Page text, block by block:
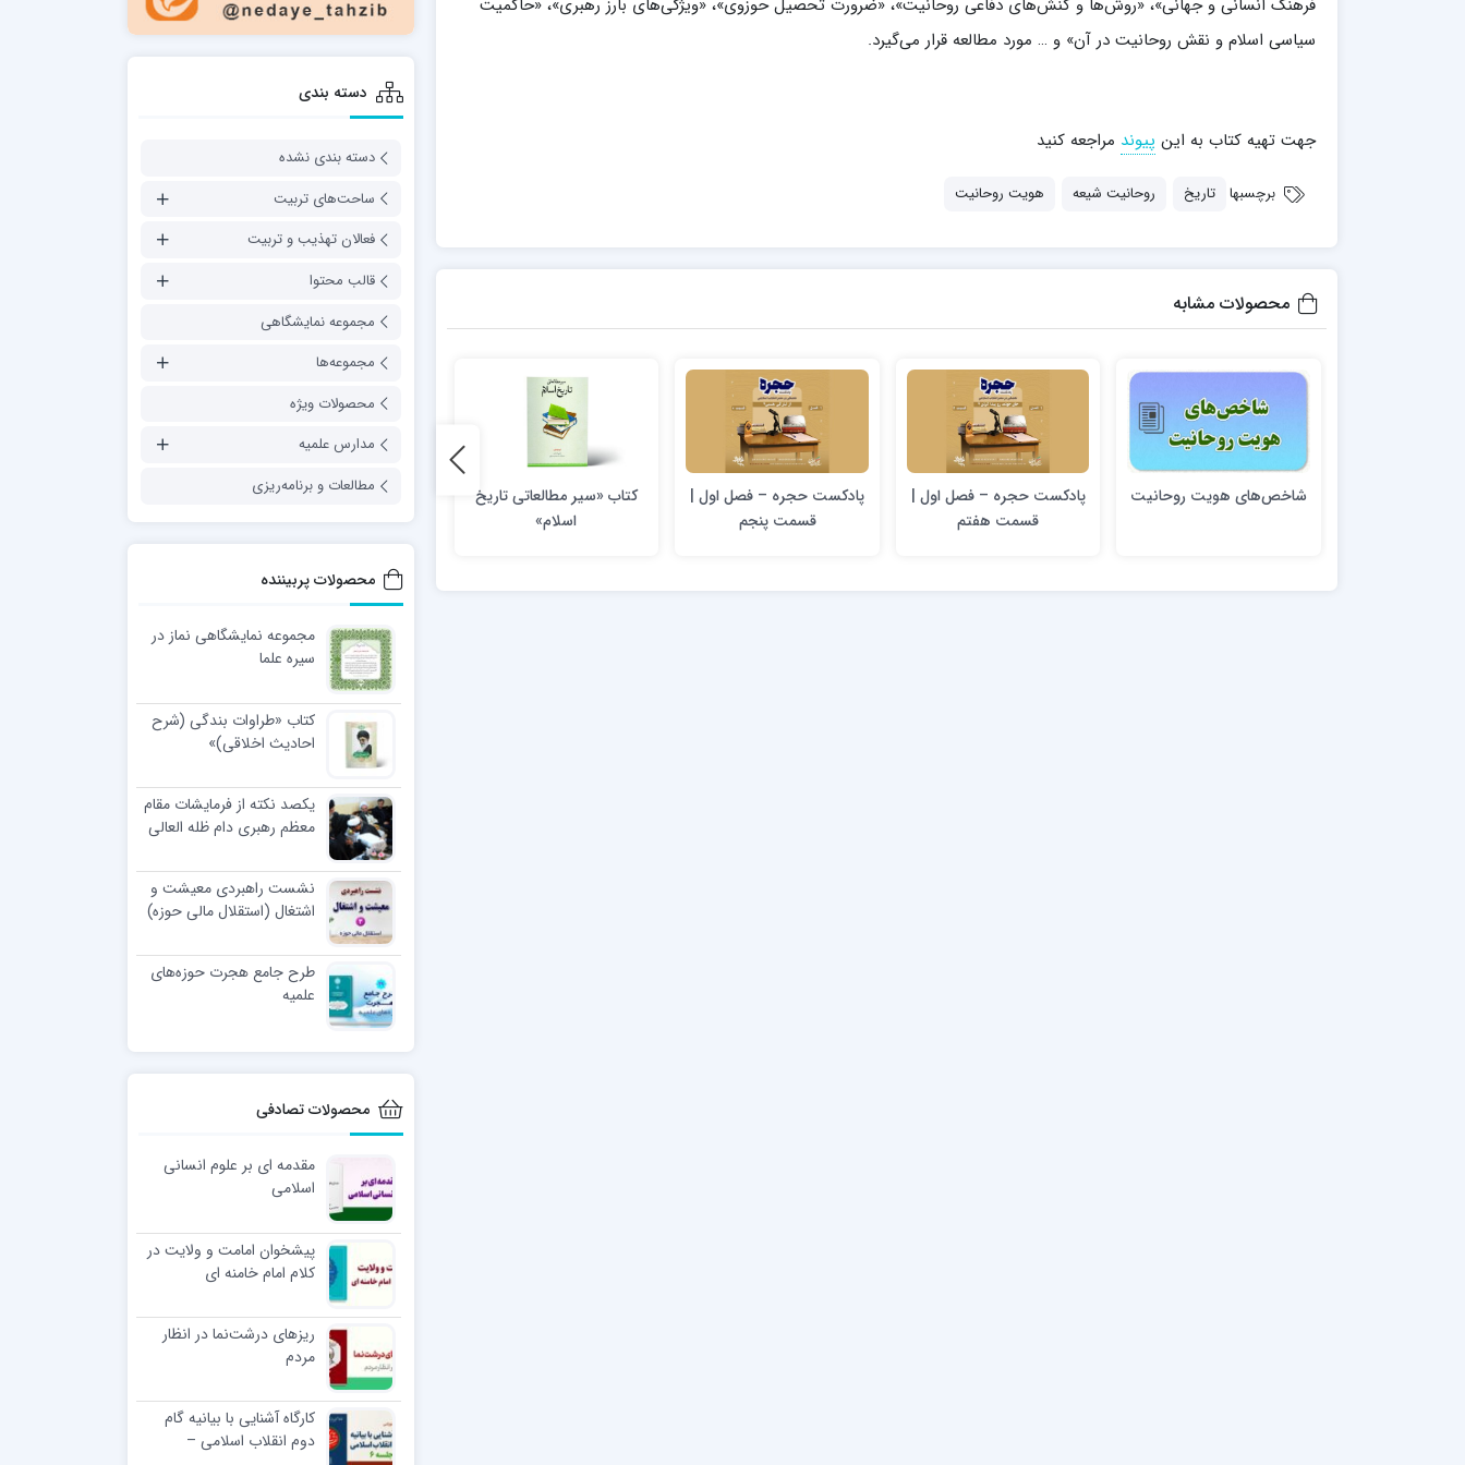
مدرسه علمیه شهید صدوقی ره واحد5
مدرسه علمیه علوی
مرکز هدایت علمی و تربیتی دارالعلم امام
مرکز هدایت علمی و تربیتی الهادی علیه السلام
امام صادق علیه السلام اردکان
فرهنگ انسانی و جهانی»، «روش‌ها و کنش‌های دفاعی روحانیت»، «ضرورت تحصیل حوزوی»، «ویژگی‌های بارز رهبری»، «حاکمیت
سیاسی اسلام و نقش روحانیت در آن» و … مورد مطالعه قرار می‌گیرد.
جهت تهیه کتاب به این پیوند مراجعه کنید
برچسبها تاریخ روحانیت شیعه هویت روحانیت
محصولات مشابه
شاخص‌های هویت روحانیت
پادکست حجره – فصل اول |
قسمت هفتم
پادکست حجره – فصل اول |
قسمت پنجم
کتاب «سیر مطالعاتی تاریخ
اسلام»
سیر مطالعاتی تاریخ اسلام
قسمت ششم
دسته بندی
دسته بندی نشده
ساحت‌های تربیت
فعالان تهذیب و تربیت
قالب محتوا
مجموعه نمایشگاهی
مجموعه‌ها
محصولات ویژه
مدارس علمیه
مطالعات و برنامه‌ریزی
محصولات پربیننده
مجموعه نمایشگاهی نماز در
سیره علما
کتاب «طراوات بندگی (شرح
احادیث اخلاقی)»
یکصد نکته از فرمایشات مقام
معظم رهبری دام ظله العالی
نشست راهبردی معیشت و
اشتغال (استقلال مالی حوزه)
طرح جامع هجرت حوزه‌های
علمیه
محصولات تصادفی
مقدمه ای بر علوم انسانی
اسلامی
پیشخوان امامت و ولایت در
کلام امام خامنه ای
ریزهای درشت‌نما در انظار
مردم
کارگاه آشنایی با بیانیه گام
دوم انقلاب اسلامی –